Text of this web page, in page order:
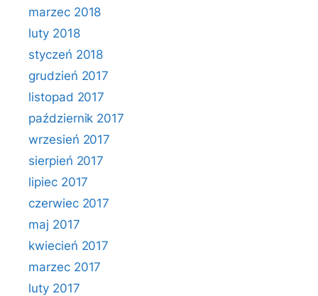
marzec 2018
luty 2018
styczeń 2018
grudzień 2017
listopad 2017
październik 2017
wrzesień 2017
sierpień 2017
lipiec 2017
czerwiec 2017
maj 2017
kwiecień 2017
marzec 2017
luty 2017